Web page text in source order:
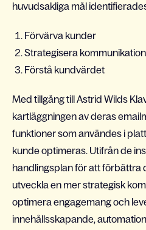
huvudsakliga mål
Förvärva kunder
Strategisera kommunikation
Förstå kundvärdet
Med tillgång till Astrid Wilds
kartläggningen av deras
funktioner som användes i
kunde optimeras. Utifrån de
handlingsplan för att förbättra
utveckla en mer strategisk
optimera engagemang och
innehållsskapande,